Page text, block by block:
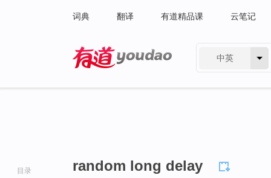
词典 翻译 有道精品课 云笔记
中英
目录 random long delay